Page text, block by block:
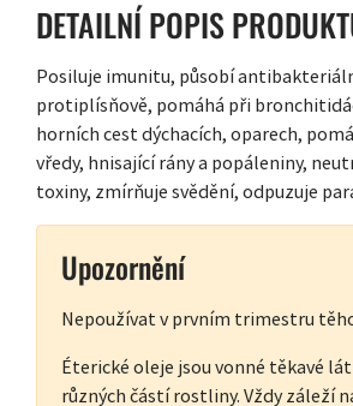
DETAILNÍ POPIS
Posiluje imunitu, působí
protiplísňově, pomáhá při
horních cest dýchacích, oparech,
vředy, hnisající rány a popáleniny,
toxiny, zmírňuje svědění, odpuzuje
Upozornění
Nepoužívat v prvním trimestru
Éterické oleje jsou vonné těkavé
různých částí rostliny. Vždy záleží